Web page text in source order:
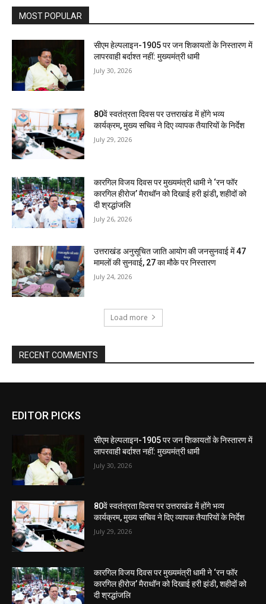
MOST POPULAR
सीएम हेल्पलाइन-1905 पर जन शिकायतों के निस्तारण में
लापरवाही बर्दाश्त नहीं: मुख्यमंत्री धामी
July 30, 2026
80वें स्वतंत्रता दिवस पर उत्तराखंड में होंगे भव्य
कार्यक्रम, मुख्य सचिव ने दिए व्यापक तैयारियों के निर्देश
July 29, 2026
कारगिल विजय दिवस पर मुख्यमंत्री धामी ने ‘रन फॉर
कारगिल हीरोज’ मैराथॉन को दिखाई हरी झंडी, शहीदों को
दी श्रद्धांजलि
July 26, 2026
उत्तराखंड अनुसूचित जाति आयोग की जनसुनवाई में 47
मामलों की सुनवाई, 27 का मौके पर निस्तारण
July 24, 2026
Load more
RECENT COMMENTS
EDITOR PICKS
सीएम हेल्पलाइन-1905 पर जन शिकायतों के निस्तारण में
लापरवाही बर्दाश्त नहीं: मुख्यमंत्री धामी
July 30, 2026
80वें स्वतंत्रता दिवस पर उत्तराखंड में होंगे भव्य
कार्यक्रम, मुख्य सचिव ने दिए व्यापक तैयारियों के निर्देश
July 29, 2026
कारगिल विजय दिवस पर मुख्यमंत्री धामी ने ‘रन फॉर
कारगिल हीरोज’ मैराथॉन को दिखाई हरी झंडी, शहीदों को
दी श्रद्धांजलि